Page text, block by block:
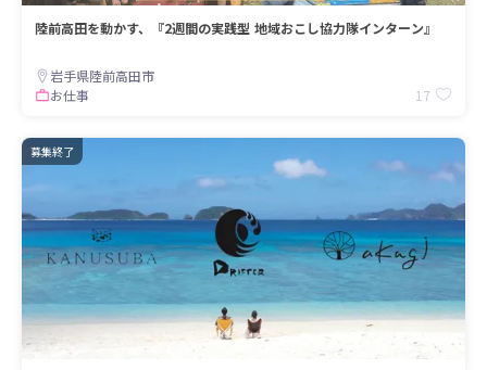
陸前高田を動かす、『2週間の実践型 地域おこし協力隊インターン』
岩手県陸前高田市
お仕事
17
募集終了